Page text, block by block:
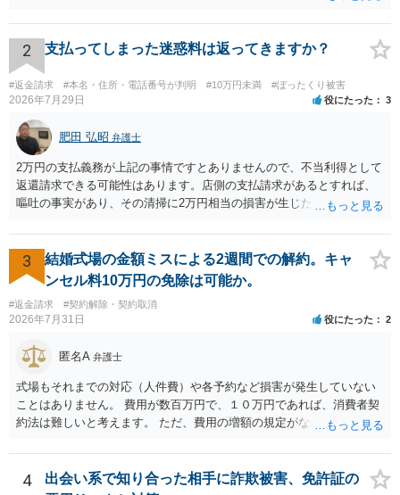
る場合があるかと思われます。
2 支払ってしまった迷惑料は返ってきますか？
#返金請求 #本名・住所・電話番号が判明 #10万円未満 #ぼったくり被害
2026年7月29日 役にたった 3
肥田 弘昭 弁護士
2万円の支払義務が上記の事情ですとありませんので、不当利得として
返還請求できる可能性はあります。店側の支払請求があるとすれば、
嘔吐の事実があり、その清掃に2万円相当の損害が生じた場合です。ご
3
結婚式場の金額ミスによる2週間での解約。キャ
ンセル料10万円の免除は可能か。
#返金請求 #契約解除・契約取消
2026年7月31日 役にたった 2
匿名A 弁護士
式場もそれまでの対応（人件費）や各予約など損害が発生していない
ことはありません。 費用が数百万円で、１０万円であれば、消費者契
約法は難しいと考えます。 ただ、費用の増額の規定がなかったのに増
ということになり、解約するのは理由がないことになります。
4
出会い系で知り合った相手に詐欺被害、免許証の